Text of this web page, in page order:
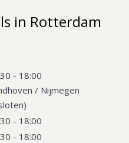
in Rotterdam
- 18:00
/ Nijmegen
- 18:00
- 18:00